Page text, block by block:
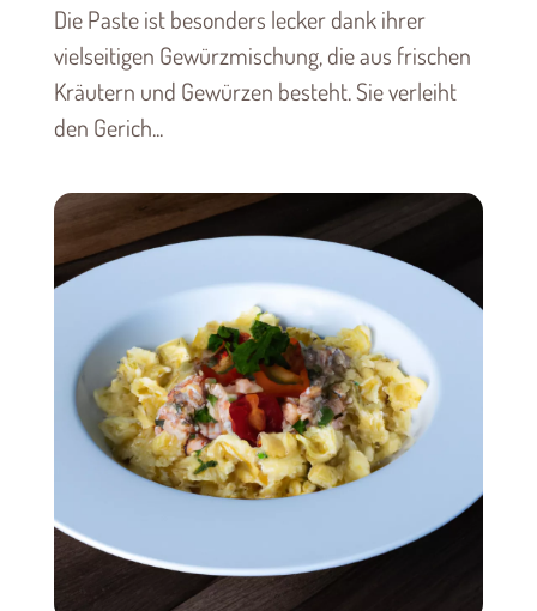
Die Paste ist besonders lecker dank ihrer
vielseitigen Gewürzmischung, die aus frischen
Kräutern und Gewürzen besteht. Sie verleiht
den Gerich...